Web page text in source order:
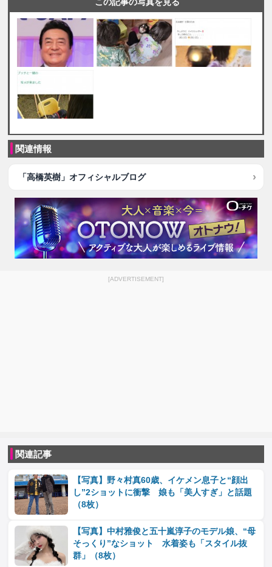
関連情報
「高橋英樹」オフィシャルブログ
[ADVERTISEMENT]
関連記事
【写真】野々村真60歳、イケメン息子と“顔出
し”2ショットに衝撃 娘も「美人すぎ」と話題
（8枚）
【写真】中村雅俊と五十嵐淳子のモデル娘、“母
そっくり”なショット 水着姿も「スタイル抜
群」（8枚）